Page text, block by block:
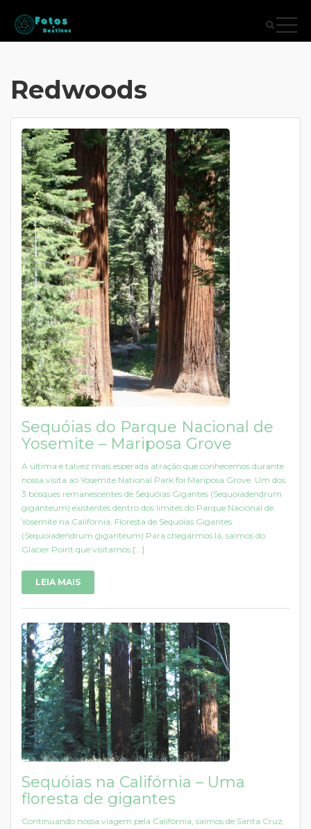
Redwoods
Sequóias do Parque Nacional de
Yosemite – Mariposa Grove
A última e talvez mais esperada atração que conhecemos durante
nossa visita ao Yosemite National Park foi Mariposa Grove. Um dos
3 bosques remanescentes de Sequóias Gigantes (Sequoiadendrum
giganteum) existentes dentro dos limites do Parque Nacional de
Yosemite na Califórnia. Floresta de Sequóias Gigantes
(Sequoiadendrum giganteum) Para chegarmos lá, saímos do
Glacier Point que visitamos [...]
LEIA MAIS
Sequóias na Califórnia – Uma
floresta de gigantes
Continuando nossa viagem pela Califórnia, saímos de Santa Cruz,